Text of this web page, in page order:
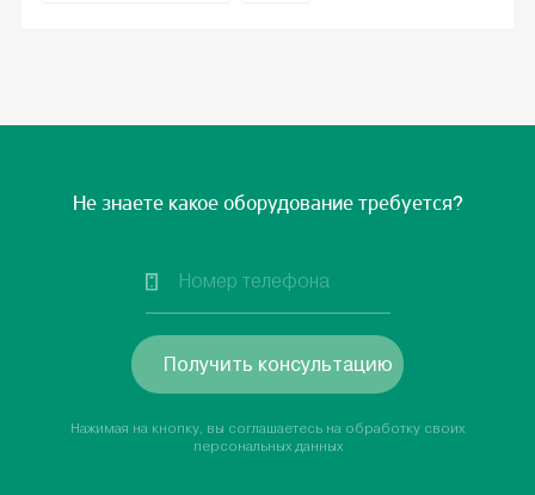
Не знаете какое оборудование требуется?
Получить консультацию
Нажимая на кнопку, вы соглашаетесь на обработку своих
персональных данных